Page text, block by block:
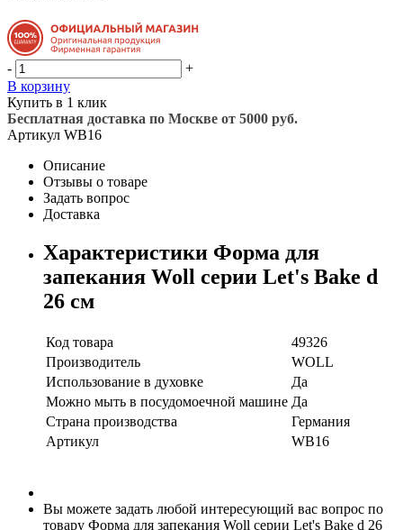
-
+
В корзину
Купить в 1 клик
Бесплатная доставка по Москве от 5000 руб.
Артикул WB16
Описание
Отзывы о товаре
Задать вопрос
Доставка
Характеристики Форма для
запекания Woll серии Let's Bake d
26 cм
Код товара
49326
Производитель
WOLL
Использование в духовке
Да
Можно мыть в посудомоечной машине Да
Страна производства
Германия
Артикул
WB16
Вы можете задать любой интересующий вас вопрос по
товару Форма для запекания Woll серии Let's Bake d 26